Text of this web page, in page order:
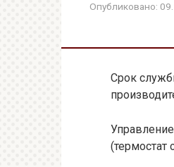
Опубликовано:
Срок
(термостат